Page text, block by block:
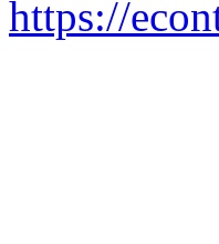
https://